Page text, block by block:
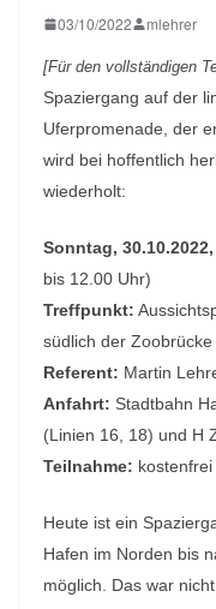
03/10/2022 mlehrer
[Für den vollständigen
Spaziergang auf der
Uferpromenade, der
wird bei hoffentlich
wiederholt:
Sonntag,
bis 12.00 Uhr)
Treffpunkt:
südlich der
Referent: Martin
Anfahrt: Stadtbahn
(Linien 16, 18) und H
Teilnahme:
Heute ist ein
Hafen im Norden bis
möglich. Das war